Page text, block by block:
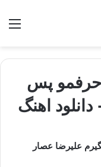
پس
اهنگ
علیرضا عصار